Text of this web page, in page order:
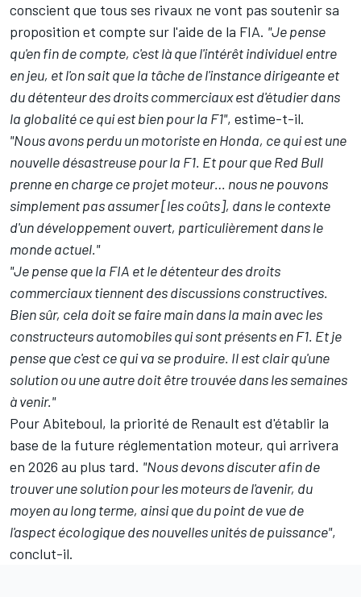
conscient que tous ses rivaux ne vont pas soutenir sa
proposition et compte sur l'aide de la FIA. "Je pense
qu'en fin de compte, c'est là que l'intérêt individuel entre
en jeu, et l'on sait que la tâche de l'instance dirigeante et
du détenteur des droits commerciaux est d'étudier dans
la globalité ce qui est bien pour la F1", estime-t-il.
"Nous avons perdu un motoriste en Honda, ce qui est une
nouvelle désastreuse pour la F1. Et pour que Red Bull
prenne en charge ce projet moteur… nous ne pouvons
simplement pas assumer [les coûts], dans le contexte
d'un développement ouvert, particulièrement dans le
monde actuel."
"Je pense que la FIA et le détenteur des droits
commerciaux tiennent des discussions constructives.
Bien sûr, cela doit se faire main dans la main avec les
constructeurs automobiles qui sont présents en F1. Et je
pense que c'est ce qui va se produire. Il est clair qu'une
solution ou une autre doit être trouvée dans les semaines
à venir."
Pour Abiteboul, la priorité de Renault est d'établir la
base de la future réglementation moteur, qui arrivera
en 2026 au plus tard. "Nous devons discuter afin de
trouver une solution pour les moteurs de l'avenir, du
moyen au long terme, ainsi que du point de vue de
l'aspect écologique des nouvelles unités de puissance",
conclut-il.